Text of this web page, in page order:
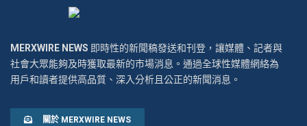
MERXWIRE NEWS 即時性的新聞稿發送和刊登，讓媒體、記者與
社會大眾能夠及時獲取最新的市場消息。通過全球性媒體網絡為
用戶和讀者提供高品質、深入分析且公正的新聞消息。
關於 MERXWIRE NEWS